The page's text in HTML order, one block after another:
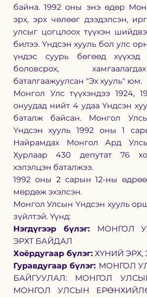
байна. 1992 оны энэ өдөр
эрх, эрх чөлөөг дээдэлсэн,
улсыг цогцлоох түүхэн
билээ. Үндсэн хууль бол улс
үндэс суурь бөгөөд
боловсрох,
баталгаажуулсан "Эх хууль" юм.
Монгол Улс түүхэндээ 1924,
онуудад нийт 4 удаа Үндсэн
баталж байсан. Монгол
Үндсэн хууль 1992 оны 1
Найрамдах Монгол Ард
Хурлаар 430 депутат 76
хэлэлцэн баталжээ.
1992 оны 2 сарын 12-ны
мөрдөж эхэлсэн.
Монгол Улсын Үндсэн хууль
зүйлтэй. Үүнд:
Нэгдүгээр бүлэг: МОНГОЛ
ЭРХТ БАЙДАЛ
Хоёрдугаар бүлэг: ХҮНИЙ ЭРХ,
Гуравдугаар бүлэг: МОНГОЛ
БАЙГУУЛАЛ: МОНГОЛ
МОНГОЛ УЛСЫН